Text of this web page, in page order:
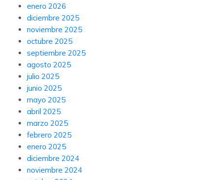
enero 2026
diciembre 2025
noviembre 2025
octubre 2025
septiembre 2025
agosto 2025
julio 2025
junio 2025
mayo 2025
abril 2025
marzo 2025
febrero 2025
enero 2025
diciembre 2024
noviembre 2024